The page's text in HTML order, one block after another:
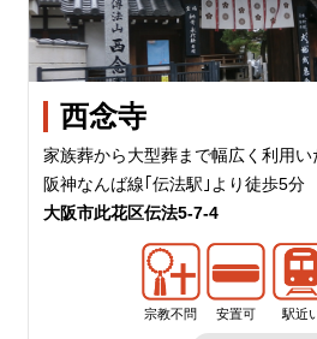
西念寺
家族葬から大型葬まで幅広く利用
阪神なんば線｢伝法駅｣より徒歩5分
大阪市此花区伝法5-7-4
宗教不問 安置可 駅近